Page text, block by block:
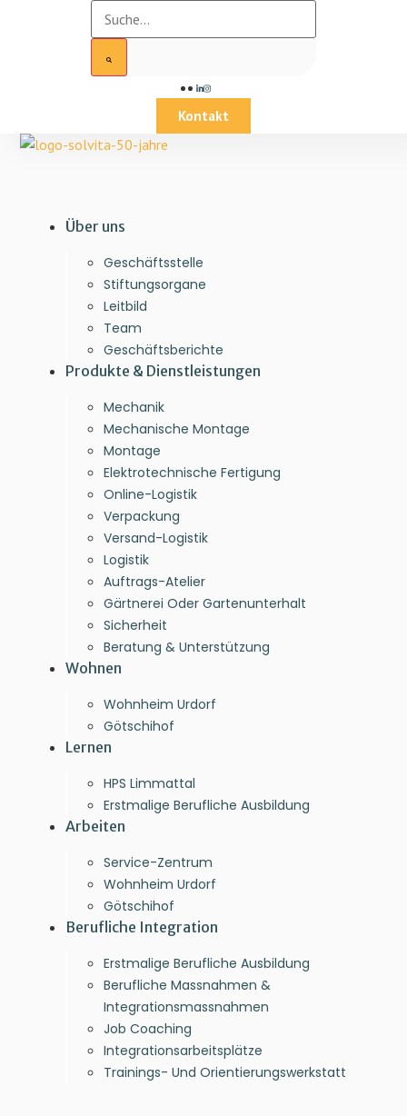
Kontakt
Über uns
Geschäftsstelle
Stiftungsorgane
Leitbild
Team
Geschäftsberichte
Produkte & Dienstleistungen
Mechanik
Mechanische Montage
Montage
Elektrotechnische Fertigung
Online-Logistik
Verpackung
Versand-Logistik
Logistik
Auftrags-Atelier
Gärtnerei Oder Gartenunterhalt
Sicherheit
Beratung & Unterstützung
Wohnen
Wohnheim Urdorf
Götschihof
Lernen
HPS Limmattal
Erstmalige Berufliche Ausbildung
Arbeiten
Service-Zentrum
Wohnheim Urdorf
Götschihof
Berufliche Integration
Erstmalige Berufliche Ausbildung
Berufliche Massnahmen &
Integrationsmassnahmen
Job Coaching
Integrationsarbeitsplätze
Trainings- Und Orientierungswerkstatt